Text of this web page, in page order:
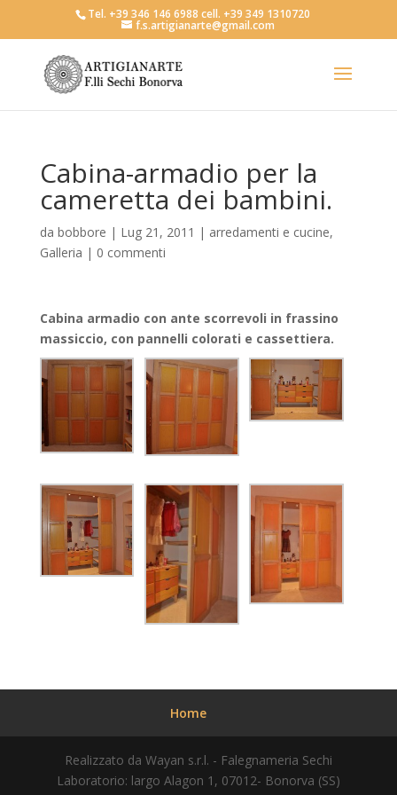
Tel. +39 346 146 6988 cell. +39 349 1310720
f.s.artigianarte@gmail.com
Cabina-armadio per la
cameretta dei bambini.
da bobbore | Lug 21, 2011 | arredamenti e cucine,
Galleria | 0 commenti
Cabina armadio con ante scorrevoli in frassino
massiccio, con pannelli colorati e cassettiera.
Home
Realizzato da Wayan s.r.l. - Falegnameria Sechi
Laboratorio: largo Alagon 1, 07012- Bonorva (SS)